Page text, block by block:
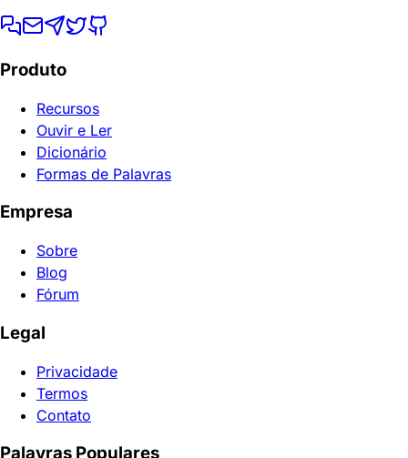
Produto
Recursos
Ouvir e Ler
Dicionário
Formas de Palavras
Empresa
Sobre
Blog
Fórum
Legal
Privacidade
Termos
Contato
Palavras Populares